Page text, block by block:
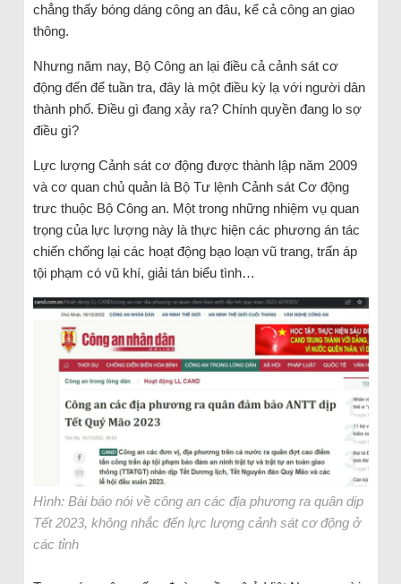
chẳng thấy bóng dáng công an đâu, kể cả công an giao
thông.
Nhưng năm nay, Bộ Công an lại điều cả cảnh sát cơ
động đến để tuần tra, đây là một điều kỳ lạ với người dân
thành phố. Điều gì đang xảy ra? Chính quyền đang lo sợ
điều gì?
Lực lượng Cảnh sát cơ động được thành lập năm 2009
và cơ quan chủ quản là Bộ Tư lệnh Cảnh sát Cơ động
trưc thuộc Bộ Công an. Một trong những nhiệm vụ quan
trọng của lực lượng này là thực hiện các phương án tác
chiến chống lại các hoạt động bạo loạn vũ trang, trấn áp
tội phạm có vũ khí, giải tán biểu tình…
Hình: Bài báo nói về công an các địa phương ra quân dịp
Tết 2023, không nhắc đến lực lượng cảnh sát cơ động ở
các tỉnh